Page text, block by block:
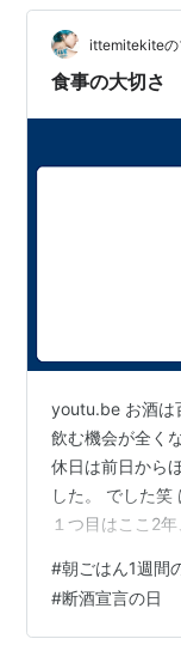
たけど、薬のパ
飲んだと言って
10:00～配食弁
ittemitekiteの
食事の大切さ
youtu.be お酒は
飲む機会が全く
休日は前日から
した。 でした笑
１つ目はここ2
ずはアルコール
ないで生活でき
ね。 ２つ目に夜
#朝ごはん1週間
#断酒宣言の日